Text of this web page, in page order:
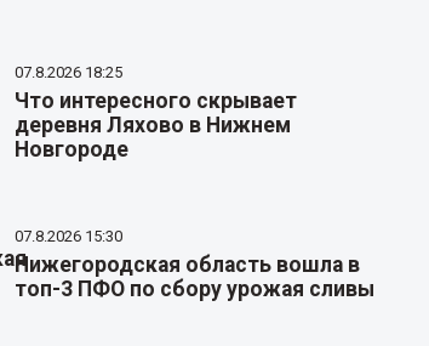
07.8.2026 18:25
Что интересного скрывает
деревня Ляхово в Нижнем
Новгороде
07.8.2026 15:30
Нижегородская область вошла в
топ-3 ПФО по сбору урожая сливы